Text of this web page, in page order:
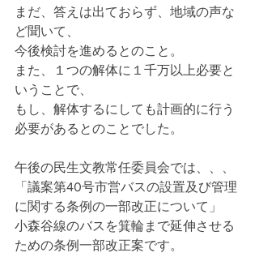
まだ、答えは出ておらず、地域の声な
ど聞いて、
今後検討を進めるとのこと。
また、１つの解体に１千万以上必要と
いうことで、
もし、解体するにしても計画的に行う
必要があるとのことでした。
午後の民生文教常任委員会では、、、
「議案第40号市営バスの設置及び管理
に関する条例の一部改正について」
小森谷線のバスを箕輪まで延伸させる
ための条例一部改正案です。